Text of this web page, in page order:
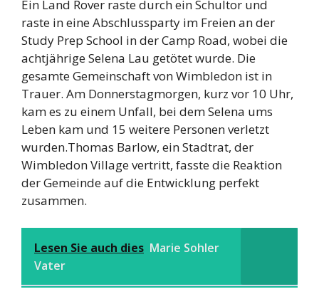
Ein Land Rover raste durch ein Schultor und
raste in eine Abschlussparty im Freien an der
Study Prep School in der Camp Road, wobei die
achtjährige Selena Lau getötet wurde. Die
gesamte Gemeinschaft von Wimbledon ist in
Trauer. Am Donnerstagmorgen, kurz vor 10 Uhr,
kam es zu einem Unfall, bei dem Selena ums
Leben kam und 15 weitere Personen verletzt
wurden.Thomas Barlow, ein Stadtrat, der
Wimbledon Village vertritt, fasste die Reaktion
der Gemeinde auf die Entwicklung perfekt
zusammen.
Lesen Sie auch dies Marie Sohler
Vater